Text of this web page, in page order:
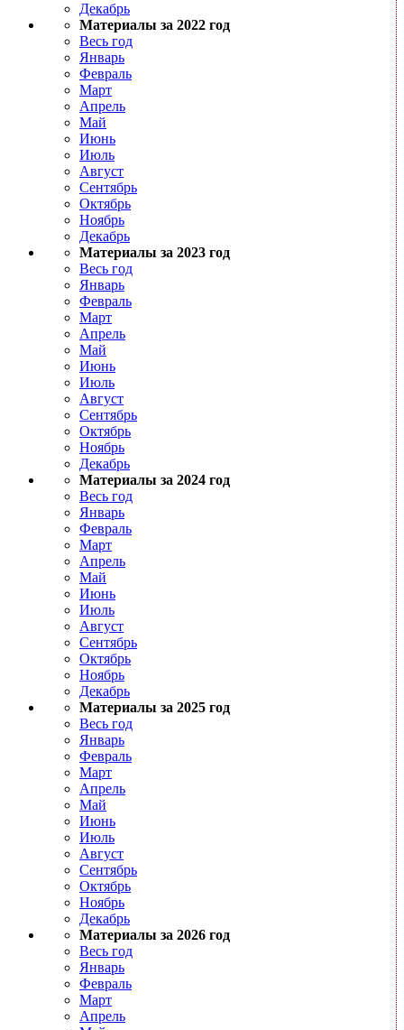
Декабрь
Материалы за 2022 год
Весь год
Январь
Февраль
Март
Апрель
Май
Июнь
Июль
Август
Сентябрь
Октябрь
Ноябрь
Декабрь
Материалы за 2023 год
Весь год
Январь
Февраль
Март
Апрель
Май
Июнь
Июль
Август
Сентябрь
Октябрь
Ноябрь
Декабрь
Материалы за 2024 год
Весь год
Январь
Февраль
Март
Апрель
Май
Июнь
Июль
Август
Сентябрь
Октябрь
Ноябрь
Декабрь
Материалы за 2025 год
Весь год
Январь
Февраль
Март
Апрель
Май
Июнь
Июль
Август
Сентябрь
Октябрь
Ноябрь
Декабрь
Материалы за 2026 год
Весь год
Январь
Февраль
Март
Апрель